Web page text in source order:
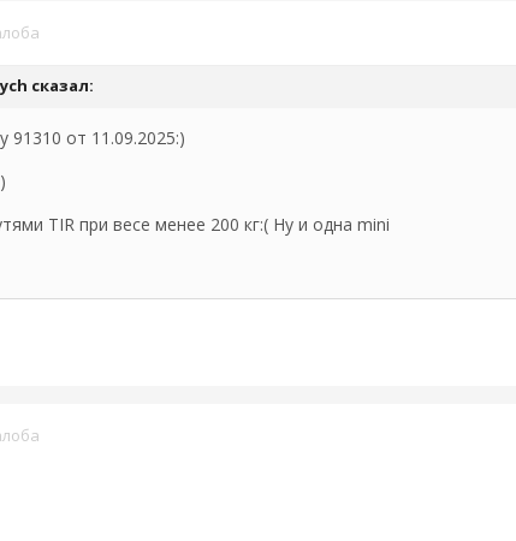
сказал:
91310 от 11.09.2025:)
TIR при весе менее 200 кг:( Ну и одна mini